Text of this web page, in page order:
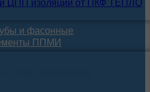
и фасонные
ППМИ